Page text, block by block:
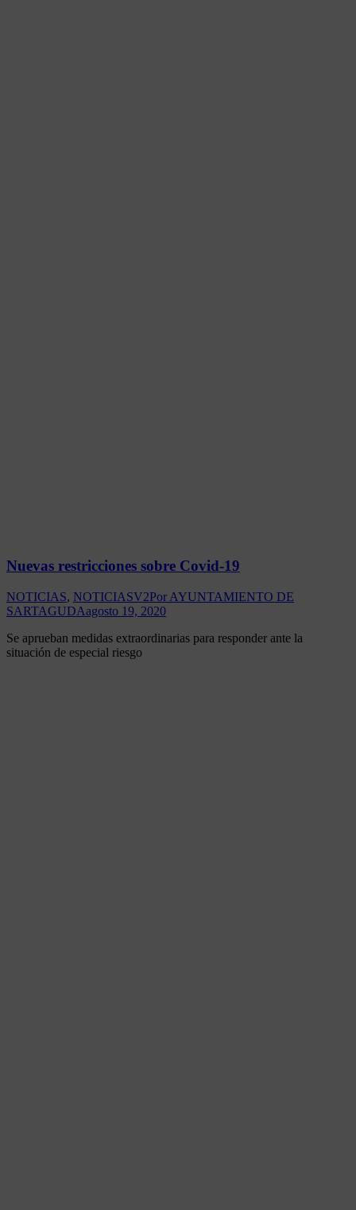
Nuevas restricciones sobre Covid-19
NOTICIAS, NOTICIASV2Por AYUNTAMIENTO DE
SARTAGUDAagosto 19, 2020
Se aprueban medidas extraordinarias para responder ante la
situación de especial riesgo